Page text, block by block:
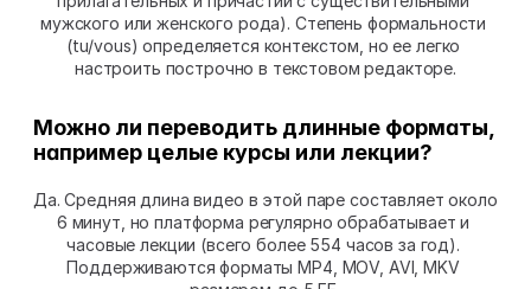
мужского или женского рода). Степень формальности
(tu/vous) определяется контекстом, но ее легко
настроить построчно в текстовом редакторе.
Можно ли переводить длинные форматы,
например целые курсы или лекции?
Да. Средняя длина видео в этой паре составляет около
6 минут, но платформа регулярно обрабатывает и
часовые лекции (всего более 554 часов за год).
Поддерживаются форматы MP4, MOV, AVI, MKV